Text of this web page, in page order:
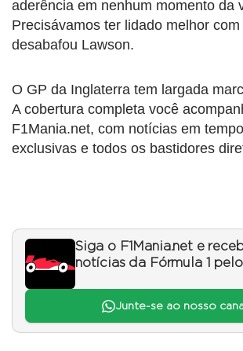
aderência em nenhum momento da
Precisávamos ter lidado melhor com
desabafou Lawson.
O GP da Inglaterra tem largada
A cobertura completa você
F1Mania.net, com notícias em
exclusivas e todos os bastidores
Siga o F1Mania.net e
notícias da Fórmula 1
Junte-se ao nosso